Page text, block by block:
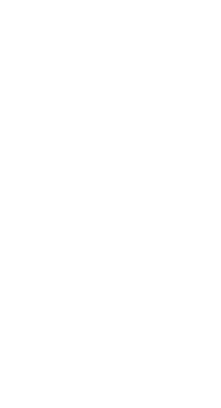
El número de
organización
mujeres y 30
permitirá medir el
Con la Federación
principales
deporte y los